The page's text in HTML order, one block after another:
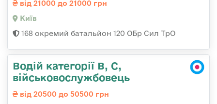
від 21000 до 21000 грн
Київ
168 окремий батальйон 120 ОБр Cил ТрО
Водій категорії B, C,
військовослужбовець
від 20500 до 50500 грн